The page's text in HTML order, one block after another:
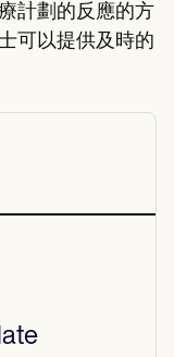
計劃的反應的方
可以提供及時的